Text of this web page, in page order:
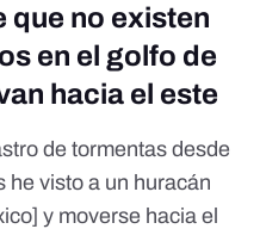
que no existen
en el golfo de
hacia el este
de tormentas desde
he visto a un huracán
y moverse hacia el